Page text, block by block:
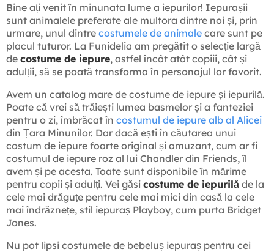
Bine ați venit în minunata lume a iepurilor! Iepurașii
sunt animalele preferate ale multora dintre noi și, prin
urmare, unul dintre costumele de animale care sunt pe
placul tuturor. La Funidelia am pregătit o selecție largă
de costume de iepure, astfel încât atât copiii, cât și
adulții, să se poată transforma în personajul lor favorit.
Avem un catalog mare de costume de iepure și iepurilă.
Poate că vrei să trăiești lumea basmelor și a fanteziei
pentru o zi, îmbrăcat în costumul de iepure alb al Alicei
din Țara Minunilor. Dar dacă ești în căutarea unui
costum de iepure foarte original și amuzant, cum ar fi
costumul de iepure roz al lui Chandler din Friends, îl
avem și pe acesta. Toate sunt disponibile în mărime
pentru copii și adulți. Vei găsi costume de iepurilă de la
cele mai drăguțe pentru cele mai mici din casă la cele
mai îndrăznețe, stil iepuraș Playboy, cum purta Bridget
Jones.
Nu pot lipsi costumele de bebeluș iepuraș pentru cei